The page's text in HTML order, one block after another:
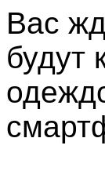
Вас
будут